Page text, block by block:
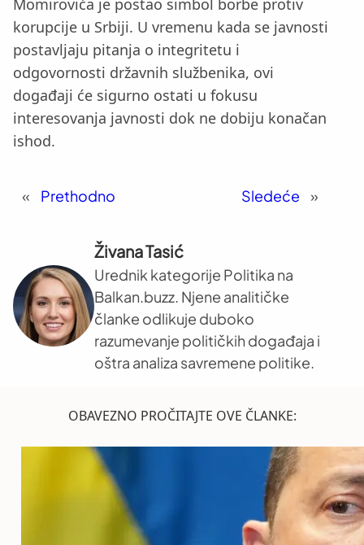
Momirovića je postao simbol borbe protiv
korupcije u Srbiji. U vremenu kada se javnosti
postavljaju pitanja o integritetu i
odgovornosti državnih službenika, ovi
događaji će sigurno ostati u fokusu
interesovanja javnosti dok ne dobiju konačan
ishod.
« Prethodno Sledeće »
Živana Tasić
Urednik kategorije Politika na
Balkan.buzz. Njene analitičke
članke odlikuje duboko
razumevanje političkih događaja i
oštra analiza savremene politike.
OBAVEZNO PROČITAJTE OVE ČLANKE: